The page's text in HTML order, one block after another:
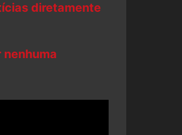
diretamente
nenhuma